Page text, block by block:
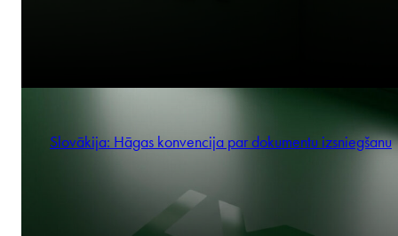
Slovākija: Hāgas konvencija par dokumentu izsniegšanu